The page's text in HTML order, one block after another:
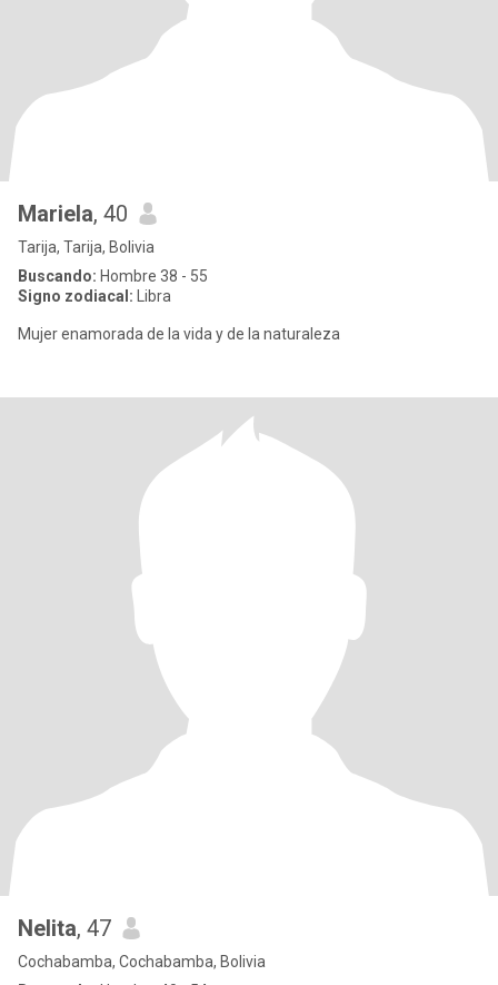
Mariela, 40
Tarija, Tarija, Bolivia
Buscando: Hombre 38 - 55
Signo zodiacal: Libra
Mujer enamorada de la vida y de la naturaleza
Nelita, 47
Cochabamba, Cochabamba, Bolivia